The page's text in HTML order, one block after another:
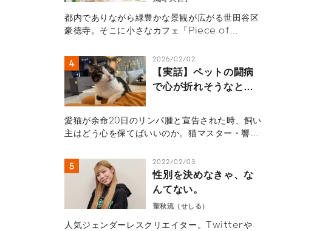
（CEO）としてハチミツの良さを世の中に伝えて
いる。彼女が、なぜ100人以上の社員を抱える会
た。豪徳寺の小さなカ
の未来―
都内でありながら緑豊かな景観が広がる世田谷区
豪徳寺。そこに小さなカフェ「Piece of
店舗で、残りの部分はオーナーである風間久仁子
さんの自宅でもある。風間さんは自宅をどのよう
に“開いて”いったのだろうか？
2026/02/02
【実話】ペットの闘病
で心が折れそうなとき
看取った猫マスターが
語る“心のセルフケア”
愛猫が余命20日のリンパ腫と宣告された時、飼い
主はどう心を保てばいいのか。猫マスター・響介
看取りのための思考法、ペットロスとの向き合い
方を語ります。【実話インタビュー】
2022/02/03
性別を決めなきゃ、な
んてない。
聖秋流（せしる）
人気ジェンダーレスクリエイター。Twitterや